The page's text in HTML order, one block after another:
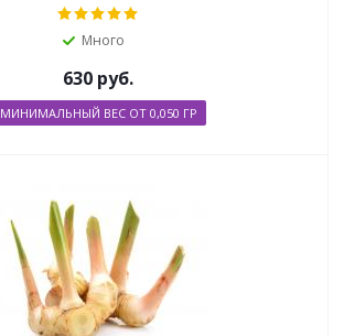
Много
630 руб.
МИНИМАЛЬНЫЙ ВЕС ОТ 0,050 ГР